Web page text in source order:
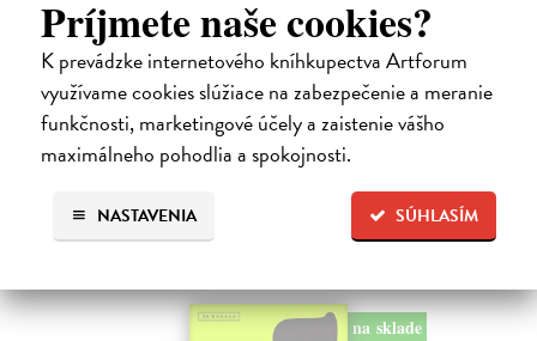
Príjmete naše cookies?
K prevádzke internetového kníhkupectva Artforum
využívame cookies slúžiace na zabezpečenie a meranie
funkčnosti, marketingové účely a zaistenie vášho
maximálneho pohodlia a spokojnosti.
SÚHLASÍM
NASTAVENIA
Kolotočárka
Wernerová Jana| Kniha
Tam, kde sa radosť zo slobodného pohybu a dobrodružstva prelína s
pocitom vyčlenenia. Tam, kde rastie starý gaštan a okolo neho sa krúti
život dievčatka, ktoré od svojej starej mamy dostalo meno Zelinka.…
Na sklade
15,21 €
na sklade